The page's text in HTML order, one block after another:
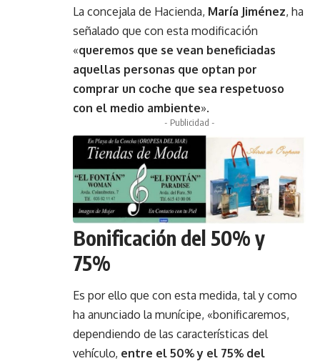
La concejala de Hacienda, María Jiménez, ha
señalado que con esta modificación
«queremos que se vean beneficiadas
aquellas personas que optan por
comprar un coche que sea respetuoso
con el medio ambiente».
- Publicidad -
Bonificación del 50% y
75%
Es por ello que con esta medida, tal y como
ha anunciado la munícipe, «bonificaremos,
dependiendo de las características del
vehículo, entre el 50% y el 75% del